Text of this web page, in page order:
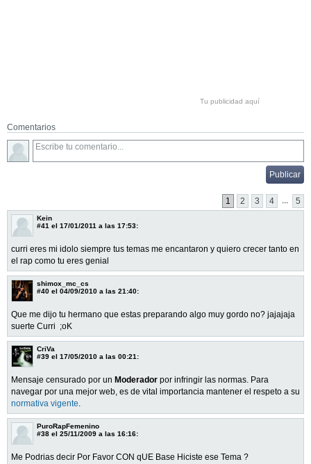
Tu publicidad aquí
Comentarios
1 2 3 4 5
Kein
#41 el 17/01/2011 a las 17:53:
curri eres mi idolo siempre tus temas me encantaron y quiero crecer tanto en
el rap como tu eres genial
shimox_mc_cs
#40 el 04/09/2010 a las 21:40:
Que me dijo tu hermano que estas preparando algo muy gordo no? jajajaja
suerte Curri ;oK
CriVa
#39 el 17/05/2010 a las 00:21:
Mensaje censurado por un Moderador por infringir las normas. Para
navegar por una mejor web, es de vital importancia mantener el respeto a su
normativa vigente
PuroRapFemenino
#38 el 25/11/2009 a las 16:16:
Me Podrias decir Por Favor CON qUE Base Hiciste ese Tema ?